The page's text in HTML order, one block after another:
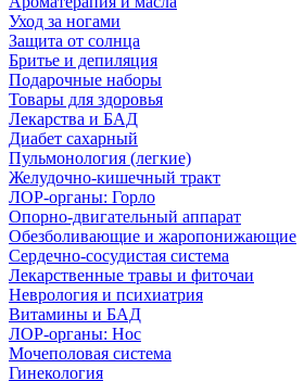
Уход за ногами
Защита от солнца
Бритье и депиляция
Подарочные наборы
Товары для здоровья
Лекарства и БАД
Диабет сахарный
Пульмонология (легкие)
Желудочно-кишечный тракт
ЛОР-органы: Горло
Опорно-двигательный аппарат
Обезболивающие и жаропонижающие
Сердечно-сосудистая система
Лекарственные травы и фиточаи
Неврология и психиатрия
Витамины и БАД
ЛОР-органы: Нос
Мочеполовая система
Гинекология